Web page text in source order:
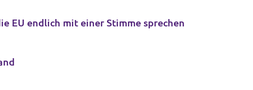
EU endlich mit einer Stimme sprechen